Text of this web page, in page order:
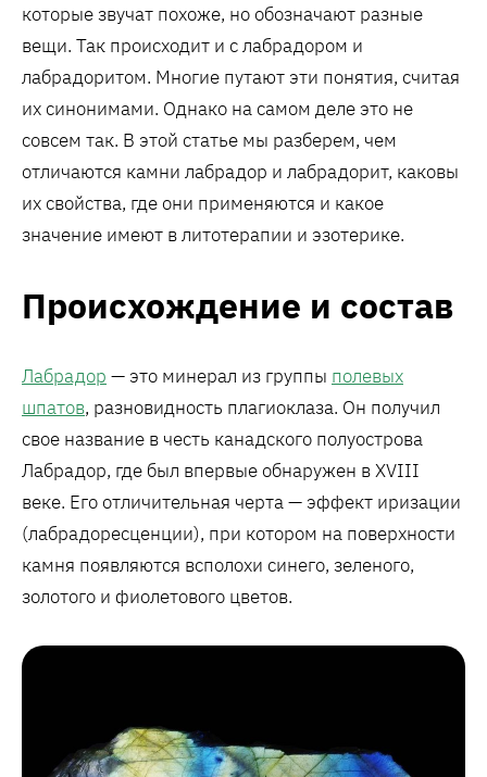
которые звучат похоже, но обозначают разные
вещи. Так происходит и с лабрадором и
лабрадоритом. Многие путают эти понятия, считая
их синонимами. Однако на самом деле это не
совсем так. В этой статье мы разберем, чем
отличаются камни лабрадор и лабрадорит, каковы
их свойства, где они применяются и какое
значение имеют в литотерапии и эзотерике.
Происхождение и состав
Лабрадор — это минерал из группы полевых
шпатов, разновидность плагиоклаза. Он получил
свое название в честь канадского полуострова
Лабрадор, где был впервые обнаружен в XVIII
веке. Его отличительная черта — эффект иризации
(лабрадоресценции), при котором на поверхности
камня появляются всполохи синего, зеленого,
золотого и фиолетового цветов.